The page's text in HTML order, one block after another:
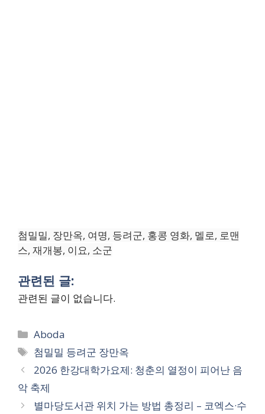
첨밀밀, 장만옥, 여명, 등려군, 홍콩 영화, 멜로, 로맨
스, 재개봉, 이요, 소군
관련된 글:
관련된 글이 없습니다.
Categories
Aboda
Tags
첨밀밀 등려군 장만옥
2026 한강대학가요제: 청춘의 열정이 피어난 음
악 축제
별마당도서관 위치 가는 방법 총정리 – 코엑스·수